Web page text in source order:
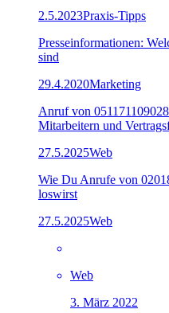
2.5.2023Praxis-Tipps
Presseinformationen:
sind
29.4.2020Marketing
Anruf von
Mitarbeitern und
27.5.2025Web
Wie Du Anrufe von
loswirst
27.5.2025Web
Web
3. März 2022